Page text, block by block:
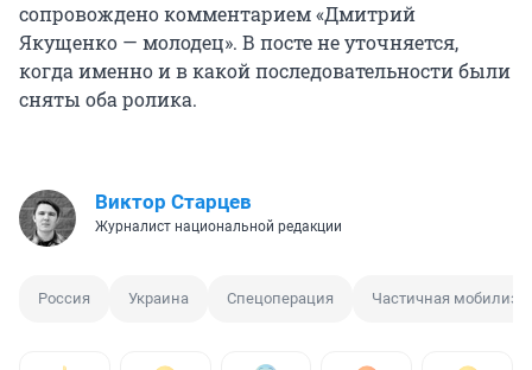
сопровождено комментарием «Дмитрий
Якущенко — молодец». В посте не уточняется,
когда именно и в какой последовательности были
сняты оба ролика.
Виктор Старцев
Журналист национальной редакции
Россия Украина Спецоперация Частичная